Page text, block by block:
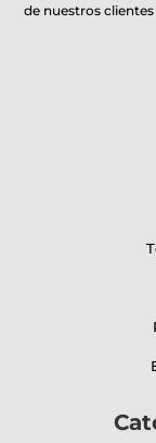
de nuestros